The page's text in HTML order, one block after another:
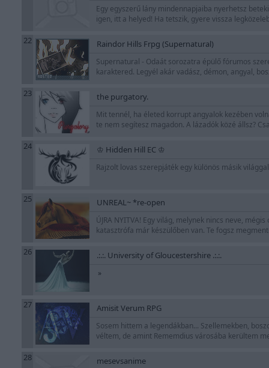
Egy egyszerű lány mindennapjaiba nyerhetsz
igen, itt a helyed! Ha tetszik, gyere vissza
22 Raindor Hills Frpg (Supernatural)
Supernatural - Odaát sorozatra épülő fórumos
karaktered. Legyél akár vadász, démon, angyal,
23 the purgatory.
Mit tennél, ha életed korrupt angyalok kezében
te nem segítesz magadon. A lázadók közé állsz?
24 ♔ Hidden Hill EC ♔
Rajzolt lovas szerepjáték egy különös másik
25 UNREAL~ *re-open
ÚJRA NYITVA! Egy világ, melynek nincs neve,
katasztrófa már készülőben van. Te fogsz
26 .:.:. University of Gloucestershire .:.:.
»
27 Amisit Verum RPG
Sosem hittem a legendákban... Szellemekben,
véltem, de amint Rememdius városába kerültem
28 mesevsanime